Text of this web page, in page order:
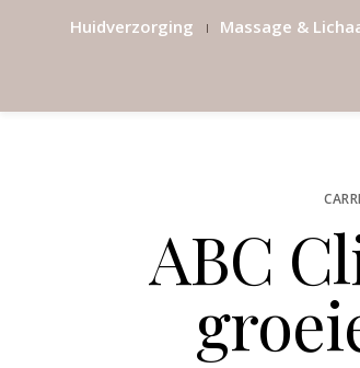
Huidverzorging Massage &
ABC